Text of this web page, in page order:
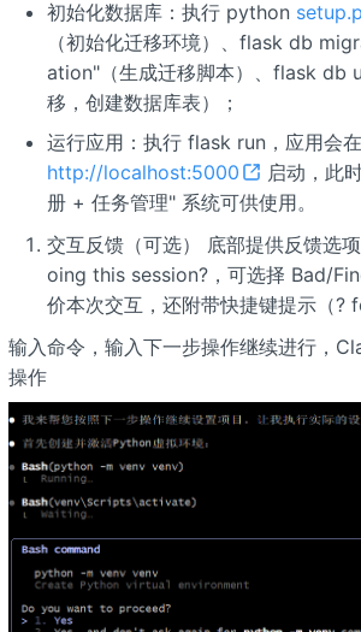
初始化数据库：执行 python
（初始化迁移环境）、flask db
ation"（生成迁移脚本）、flask db
移，创建数据库表）；
运行应用：执行 flask run，应用会在
http://localhost:5000
启动，此
册 + 任务管理" 系统可供使用。
交互反馈（可选） 底部提供反馈选
oing this session?，可选择 Bad/
价本次交互，还附带快捷键提示（?
输入命令，输入下一步操作继续进行，
操作